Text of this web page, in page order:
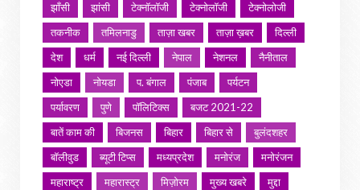
झाँसी
झांसी टेक्नॉलॉजी टेक्नोलॉजी
टेक्नोलोजी
तकनीक
तमिलनाडु ताज़ा खबर ताज़ा ख़बर
दिल्ली
देश
धर्म नई दिल्ली नेपाल नेशनल
नैनीताल
नोएडा
नोयडा प. बंगाल पंजाब
पर्यटन
पर्यावरण
पुणे पॉलिटिक्स
बजट 2021-22
बातें काम की
बिजनस बिहार बिहार से
बुलंदशहर
बॉलीवुड
ब्यूटी टिप्स मध्यप्रदेश मनोरंज
मनोरंजन
महाराष्ट्र
महारास्ट्र मिज़ोरम मुख्य खबरे
मुद्दा